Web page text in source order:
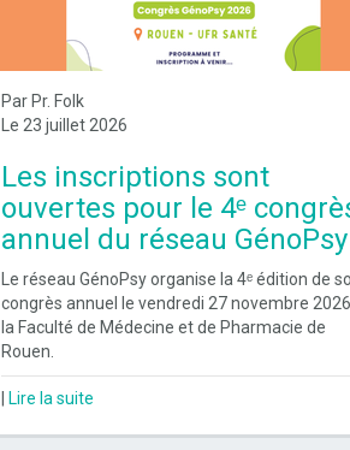
Par Pr. Folk
Le 23 juillet 2026
Les inscriptions sont
ouvertes pour le 4ᵉ
annuel du réseau GénoPsy
Le réseau GénoPsy organise la 4ᵉ édition de
congrès annuel le vendredi 27 novembre
la Faculté de Médecine et de Pharmacie de
Rouen.
Lire la suite